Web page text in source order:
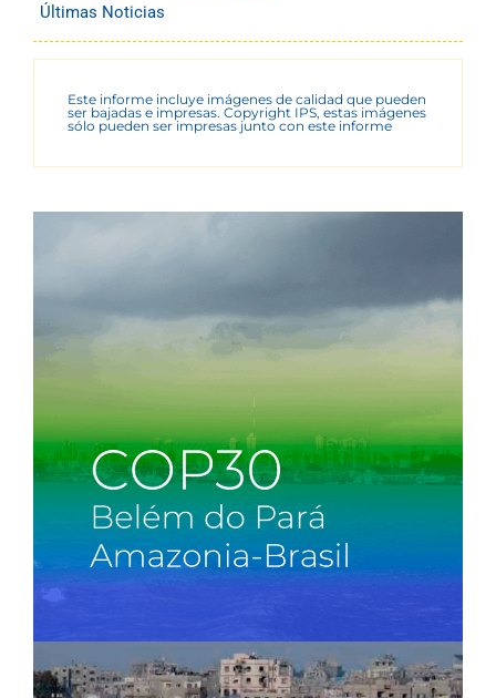
Últimas Noticias
Este informe incluye imágenes de calidad que pueden
ser bajadas e impresas. Copyright IPS, estas imágenes
sólo pueden ser impresas junto con este informe